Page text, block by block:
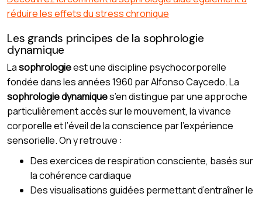
réduire les effets du stress chronique
Les grands principes de la sophrologie
dynamique
Lasophrologieest une discipline psychocorporelle
fondée dans les années 1960 par Alfonso Caycedo. La
sophrologie dynamiques’en distingue par une approche
particulièrement accès sur le mouvement, la vivance
corporelle et l’éveil de la conscience par l’expérience
sensorielle. On y retrouve :
Des exercices de respiration consciente, basés sur
la cohérence cardiaque
Des visualisations guidées permettant d’entraîner le